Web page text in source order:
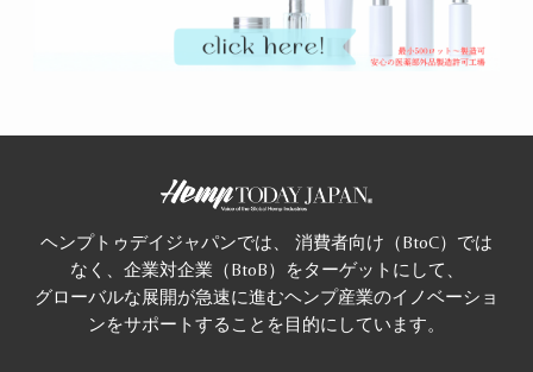
ヘンプトゥデイジャパンでは、 消費者向け（BtoC）では
なく、企業対企業（BtoB）をターゲットにして、
グローバルな展開が急速に進むヘンプ産業のイノベーショ
ンをサポートすることを目的にしています。